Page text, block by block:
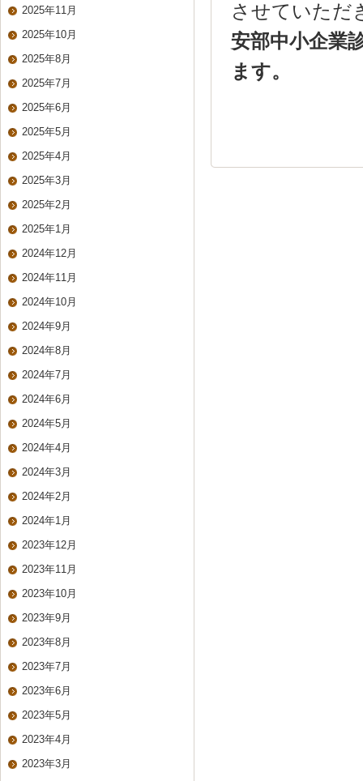
させていただ
安部中小企業
ます。
2025年11月
2025年10月
2025年8月
2025年7月
2025年6月
2025年5月
2025年4月
2025年3月
2025年2月
2025年1月
2024年12月
2024年11月
2024年10月
2024年9月
2024年8月
2024年7月
2024年6月
2024年5月
2024年4月
2024年3月
2024年2月
2024年1月
2023年12月
2023年11月
2023年10月
2023年9月
2023年8月
2023年7月
2023年6月
2023年5月
2023年4月
2023年3月